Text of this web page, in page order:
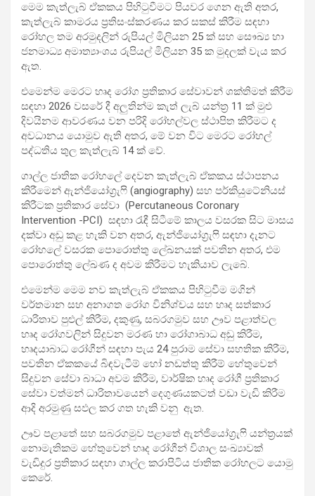
මෙම කැත්ලැබ් ඒකකය පිහිටුවීමට පියවර ගෙන ඇති අතර,
කැත්ලැබ් කාමරය ප්‍රතිසංස්කරණය කර සකස් කිරීම සඳහා
රෝහල තම අරමුදලින් රුපියල් මිලියන 25 ක් සහ සෞඛ්‍ය හා
ජනමාධ්‍ය අමාත්‍යාංශය රුපියල් මිලියන 35 ක මුදලක් වැය කර
ඇත.
එමෙන්ම මෙරට හෘද රෝග ප්‍රතිකාර සේවාවන් ශක්තිමත් කිරීම
සඳහා 2026 වස­රේ දී අලු­තින්ම කැත් ලැබ් යන්ත්‍ර 11 ක් මුළු
දිවයිනම ආවරණය වන පරිදි රෝහල්වල ස්ථාපිත කිරීමට ද
අවධානය යොමුව ඇති අතර, මේ වන විට මෙරට රෝහල්
පද්ධතිය තුල කැත්ලැබ් 14 ක් වේ.
ගාල්ල ජාතික රෝහලේ දෙවන කැත්ලැබ් ඒකකය ස්ථාපනය
කිරීමෙන් ඇන්ජියෝග්‍රැෆි (angiography) සහ පර්කියුටේනියස්
කිරීටක ප්‍රතිකාර සේවා (Percutaneous Coronary
Intervention -PCI) සඳහා රැඳී සිටීමේ කාලය වසරක සිට මාසය
දක්වා අඩු කළ හැකි වන අතර, ඇන්ජියෝග්‍රැෆි සඳහා දැනට
රෝහලේ වසරක පොරොත්තු ලේඛනයක් පවතින අතර, එම
පොරොත්තු ලේඛණ ද අවම කිරීමට හැකියාව ලැබේ.
එමෙන්ම මෙම නව කැත්ලැබ් ඒකකය පිහිටුවීම මගින්
වර්තමාන සහ අනාගත රෝග විනිශ්චය සහ හෘද සත්කාර
ධාරිතාව පුළුල් කිරීම, දකුණු, සබරගමුව සහ ඌව පළාත්වල
හෘද රෝගවලින් සිදුවන මරණ හා රෝගාබාධ අඩු කිරීම,
හෘදයාබාධ රෝගීන් සඳහා පැය 24 පුරාම සේවා සහතික කිරීම,
පවතින ඒකකයේ බිඳවැටීම් හෝ නඩත්තු කිරීම් හේතුවෙන්
සිදුවන සේවා බාධා අවම කිරීම, වාර්ෂික හෘද රෝගී ප්‍රතිකාර
සේවා වත්මන් ධාරිතාවයෙන් දෙගුණයකටත් වඩා වැඩි කිරීම
ආදි අරමුණු සඵල කර ගත හැකි වනු ඇත.
ඌව පළාතේ සහ සබරගමුව පළාතේ ඇන්ජියෝග්‍රැෆි යන්ත්‍රයක්
නොමැතිකම හේතුවෙන් හෘද රෝගීන් විශාල සංඛ්‍යාවක්
වැඩිදුර ප්‍රතිකාර සඳහා ගාල්ල කරාපිටිය ජාතික රෝහලට යොමු
කෙරේ.